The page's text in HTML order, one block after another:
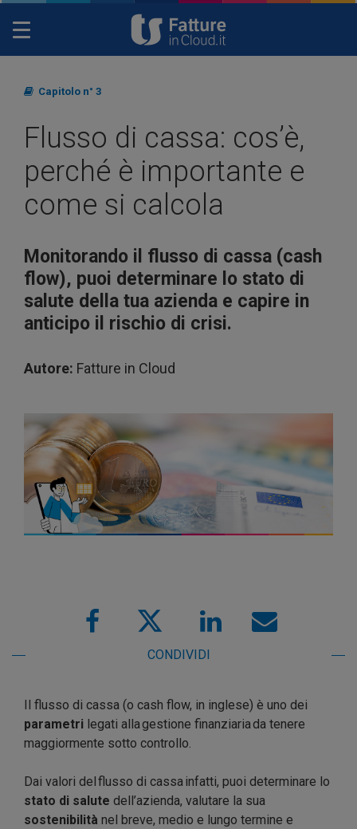
Toggle
Capitolo n° 3
Flusso di cassa: cos’è,
perché è importante e
come si calcola
Monitorando il flusso di cassa (cash
flow), puoi determinare lo stato di
salute della tua azienda e capire in
anticipo il rischio di crisi.
Autore: Fatture in Cloud
CONDIVIDI
Il flusso di cassa (o cash flow, in inglese) è uno dei
parametri legati alla gestione finanziaria da tenere
maggiormente sotto controllo.
Dai valori del flusso di cassa infatti, puoi determinare lo
stato di salute dell’azienda, valutare la sua
sostenibilità nel breve, medio e lungo termine e